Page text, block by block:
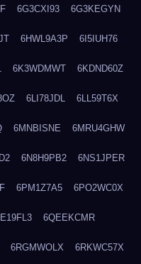
6G3CXI93 6G3KEGYN
6HWL9A3P 6I5IUH76
6K3WDMWT 6KDND60Z
6LI78JDL 6LL59T6X
6MNBISNE 6MRU4GHW
6N8H9PB2 6NS1JPER
6PM1Z7A5 6PO2WC0X
6QEEKCMR
6RGMWOLX 6RKWC57X